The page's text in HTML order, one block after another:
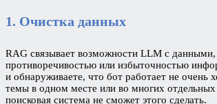
1. Очистка данных
RAG связывает возможности LLM с
противоречивостью или избыточностью
и обнаруживаете, что бот работает не
темы в одном месте или во многих
поисковая система не сможет этого сделать.